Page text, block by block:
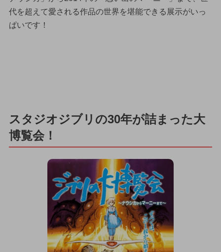
代を超えて愛される作品の世界を堪能できる展示がいっ
ぱいです！
スタジオジブリの30年が詰まった大
博覧会！